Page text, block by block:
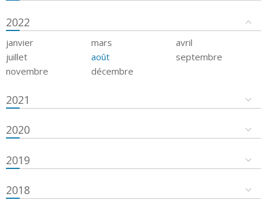
2022
janvier mars
avril
juillet
août
septembre
novembre
décembre
2021
2020
2019
2018